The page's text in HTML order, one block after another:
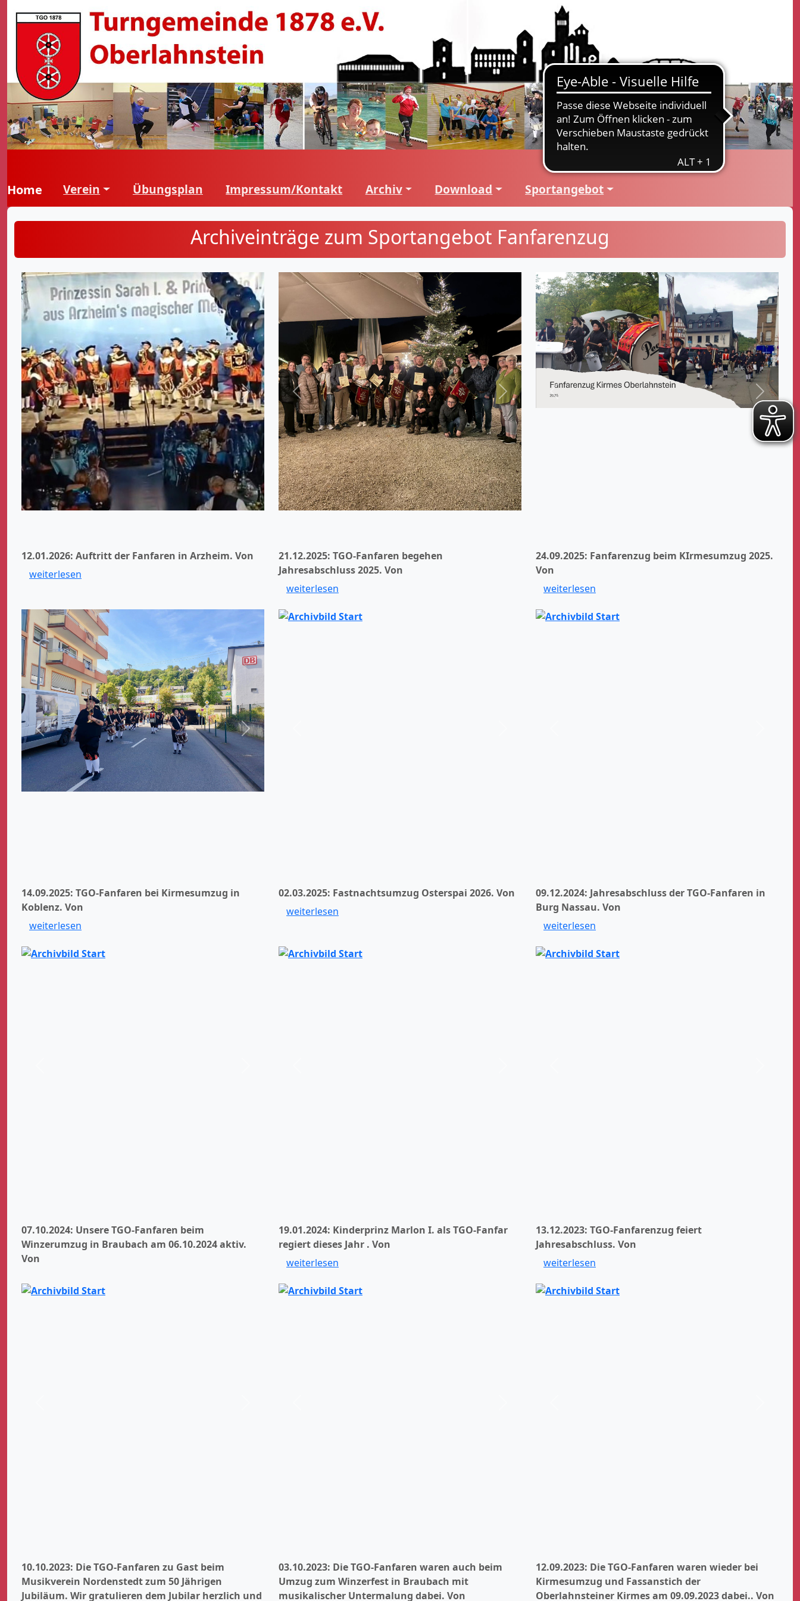
Home Verein Übungsplan Impressum/Kontakt Archiv Download Sportangebot
Archiveinträge zum Sportangebot Fanfarenzug
Zurück Weiter
12.01.2026: Auftritt der Fanfaren in Arzheim. Von
weiterlesen
Zurück Weiter
21.12.2025: TGO-Fanfaren begehen
Jahresabschluss 2025. Von
weiterlesen
Zurück Weiter
24.09.2025: Fanfarenzug beim KIrmesumzug 2025.
Von
weiterlesen
Zurück Weiter
14.09.2025: TGO-Fanfaren bei Kirmesumzug in
Koblenz. Von
weiterlesen
02.03.2025: Fastnachtsumzug Osterspai 2026. Von
weiterlesen
09.12.2024: Jahresabschluss der TGO-Fanfaren in
Burg Nassau. Von
weiterlesen
07.10.2024: Unsere TGO-Fanfaren beim
Winzerumzug in Braubach am 06.10.2024 aktiv.
Von
19.01.2024: Kinderprinz Marlon I. als TGO-Fanfar
regiert dieses Jahr . Von
weiterlesen
13.12.2023: TGO-Fanfarenzug feiert
Jahresabschluss. Von
weiterlesen
10.10.2023: Die TGO-Fanfaren zu Gast beim
Musikverein Nordenstedt zum 50 Jährigen
Jubiläum. Wir gratulieren dem Jubilar herzlich und
03.10.2023: Die TGO-Fanfaren waren auch beim
Umzug zum Winzerfest in Braubach mit
musikalischer Untermalung dabei. Von
12.09.2023: Die TGO-Fanfaren waren wieder bei
Kirmesumzug und Fassanstich der
Oberlahnsteiner Kirmes am 09.09.2023 dabei.. Von